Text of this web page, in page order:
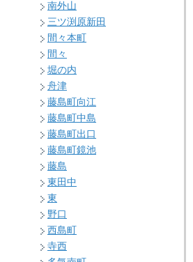
南外山
三ツ渕原新田
間々本町
間々
堀の内
舟津
藤島町向江
藤島町中島
藤島町出口
藤島町鏡池
藤島
東田中
東
野口
西島町
寺西